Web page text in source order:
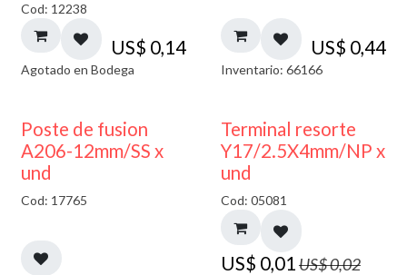
Cod: 12238
US$ 0,14
Agotado en Bodega
US$ 0,44
Inventario: 66166
Poste de fusion
A206-12mm/SS x
und
Cod: 17765 50% DESCUENTO
Terminal resorte
Y17/2.5X4mm/NP x
und
Cod: 05081
US$ 0,01 US$0,02